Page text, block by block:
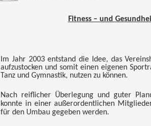
Fitness – und
Im Jahr 2003 entstand die Idee, das
aufzustocken und somit einen eigenen
Tanz und Gymnastik, nutzen zu können.
Nach reiflicher Überlegung und guter
konnte in einer außerordentlichen
für den Umbau gegeben werden.